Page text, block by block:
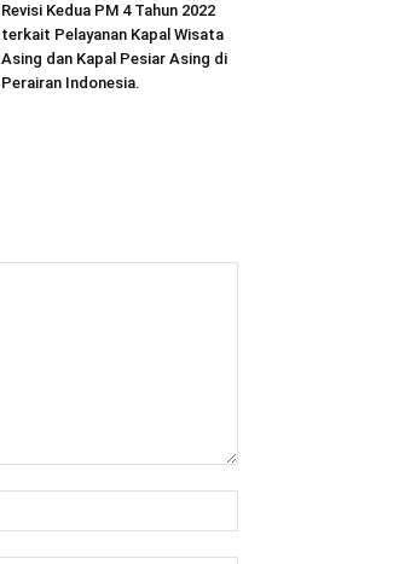
Revisi Kedua PM 4 Tahun 2022
terkait Pelayanan Kapal Wisata
Asing dan Kapal Pesiar Asing di
Perairan Indonesia.